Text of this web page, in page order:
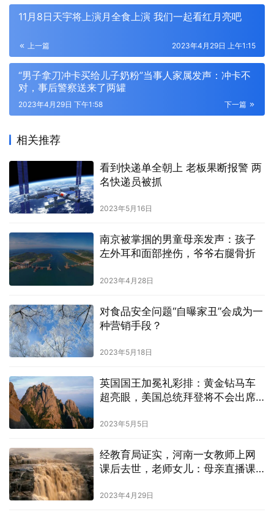
11月8日天宇将上演月全食上演 我们一起看红月亮吧
上一篇 2023年4月29日 上午1:15
“男子拿刀冲卡买给儿子奶粉”当事人家属发声：冲卡不
对，事后警察送来了两罐
下一篇
2023年4月29日 下午1:58
相关推荐
看到快递单全朝上 老板果断报警 两
名快递员被抓
2023年5月16日
南京被掌掴的男童母亲发声：孩子
左外耳和面部挫伤，爷爷右腿骨折
2023年4月28日
对食品安全问题“自曝家丑”会成为一
种营销手段？
2023年5月18日
英国国王加冕礼彩排：黄金钻马车
超亮眼，美国总统拜登将不会出席
2023年5月5日
经教育局证实，河南一女教师上网
课后去世，老师女儿：母亲直播课
2023年4月29日